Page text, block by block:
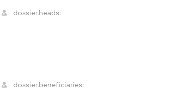
dossier.heads:
dossier.beneficiaries: